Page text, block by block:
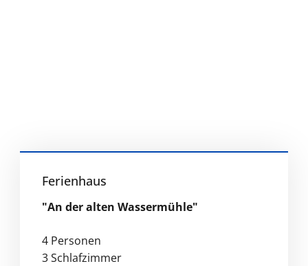
Ferienhaus
"An der alten Wassermühle"
4 Personen
3 Schlafzimmer